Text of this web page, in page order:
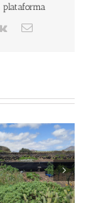
Vk
Correo